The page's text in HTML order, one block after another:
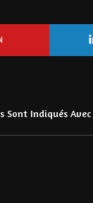
Sont Indiqués Avec